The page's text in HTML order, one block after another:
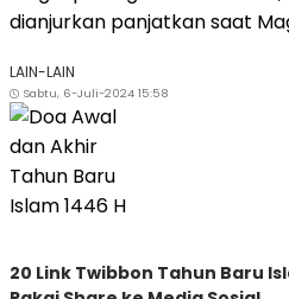
dianjurkan panjatkan saat
LAIN-LAIN
Sabtu, 6-Juli-2024 15:58
20 Link Twibbon Tahun Baru